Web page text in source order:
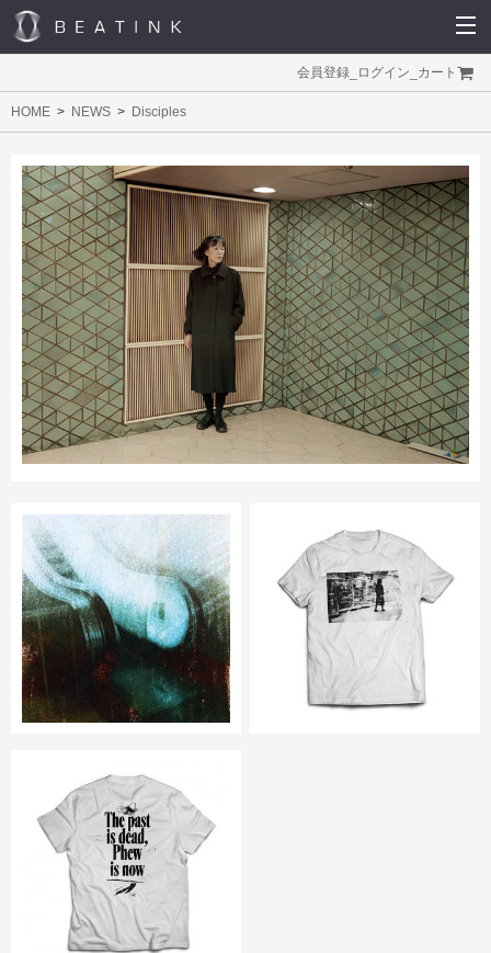
会員登録 ログイン カート
HOME NEWS Disciples